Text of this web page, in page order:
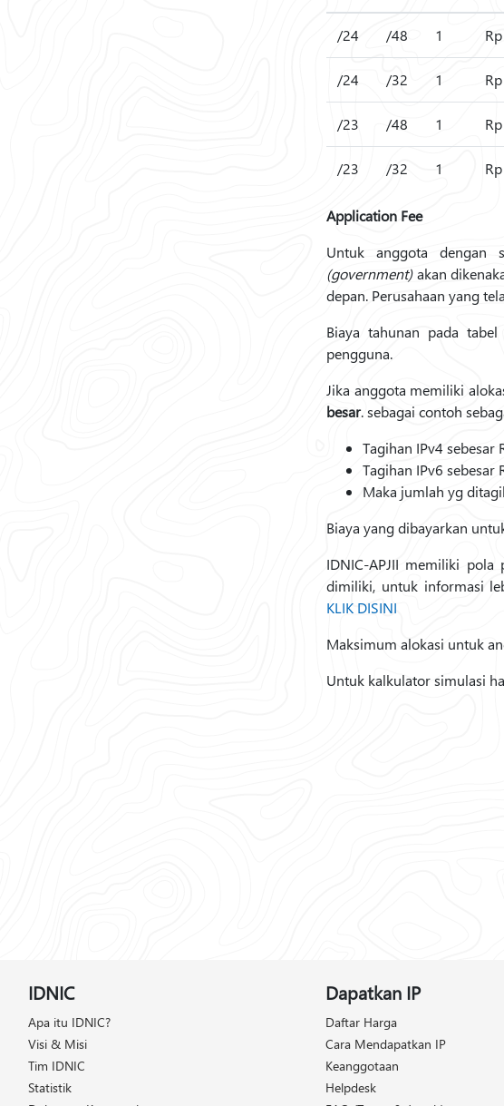
/24 /48 1
/24 /32 1
/23 /48 1
/23 /32 1
Application Fee
Untuk anggota dengan
(government)akan
depan. Perusahaan yang
Biaya tahunan pada
pengguna.
Jika anggota memiliki
besar. sebagai contoh
Tagihan IPv4 sebesar
Tagihan IPv6 sebesar
Maka jumlah yg
Biaya yang dibayarkan
IDNIC-APJII memiliki
dimiliki, untuk informasi
KLIK DISINI
Maksimum alokasi untuk
Untuk kalkulator simulasi
IDNIC
Apa itu IDNIC?
Visi & Misi
Tim IDNIC
Statistik
Dapatkan IP
Daftar Harga
Cara Mendapatkan IP
Keanggotaan
Helpdesk